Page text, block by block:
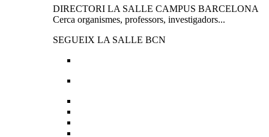
DIRECTORI LA SALLE CAMPUS BARCELONA
Cerca organismes, professors, investigadors...
SEGUEIX LA SALLE BCN